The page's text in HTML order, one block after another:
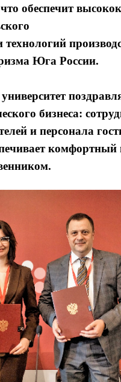
обеспечит
технологий
Юга России.
бизнеса:
и персонала